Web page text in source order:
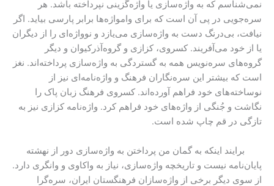
نمی‌شناسم که به واژه‌سازی یا واژه‌گزینی نپرداخته باشد. هر
سره‌جویی در پی آن است که برای وامواژه‌ها برابر پارسی بیاید. اگر
نیافت، بی‌درنگ دست به واژه‌سازی می‌یازد و نوواژه‌ای را از دیگران
یا از خود می‌آفریند. کسروی، کزازی و گروه‌آذرکیوان و دیگر
گروه‌های سره‌نویس همه به گستردگی به واژه‌سازی پرداخته‌اند. نغز
است که بیشتر این سره‌نگاران فرهنگ و واژه‌نامه‌ای نیز از
نوساخته‌های خود فراهم آورده‌اند. کسروی فرهنگ زبان پاک را
نگاشت و جُنگی از واژه‌های خود فراهم کرد. واژه‌نامه کزازی نیز به
تازگی در قم چاپ شده ‌است.
برایند اینکه به گمان من پرداختن به واژه‌سازی دور از نهشته
پایان‌نامه نیست و تاریخچه واژه‌سازی، نیاز به واکاوی و وانگری دارد.
از سوی دیگر برخی از واژه‌سازان فرهنگستان ایران، سره‌گرا